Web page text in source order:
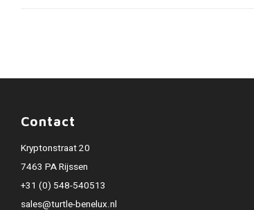
Contact
Kryptonstraat 20
7463 PA Rijssen
+31 (0) 548-540513
sales@turtle-benelux.nl